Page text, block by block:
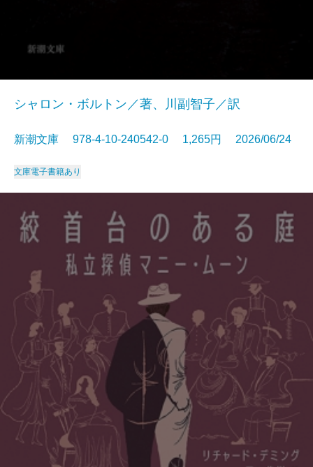
シャロン・ボルトン／著、川副智子／訳
新潮文庫 978-4-10-240542-0 1,265円 2026/06/24
文庫電子書籍あり